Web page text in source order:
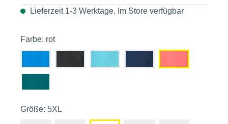
Durchschnittliche Bewertung von 5 von 5 Sternen
Lieferzeit 1-3 Werktage. Im Store verfügbar
Farbe: rot
Größe: 5XL